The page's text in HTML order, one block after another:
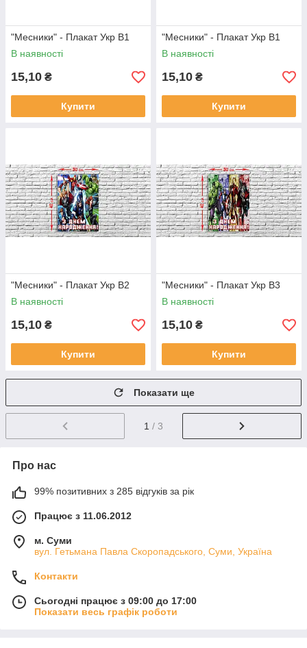
"Месники" - Плакат Укр В1
В наявності
15,10 ₴
Купити
"Месники" - Плакат Укр В1
В наявності
15,10 ₴
Купити
"Месники" - Плакат Укр В2
В наявності
15,10 ₴
Купити
"Месники" - Плакат Укр В3
В наявності
15,10 ₴
Купити
Показати ще
1 / 3
Про нас
99% позитивних з 285 відгуків за рік
Працює з 11.06.2012
м. Суми
вул. Гетьмана Павла Скоропадського, Суми, Україна
Контакти
Сьогодні працює з 09:00 до 17:00
Показати весь графік роботи